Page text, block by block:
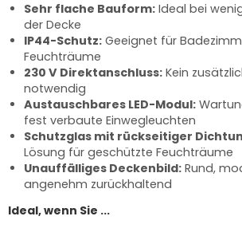
Sehr flache Bauform: Ideal bei
der Decke
IP44-Schutz: Geeignet für
Feuchträume
230 V Direktanschluss: Kein
notwendig
Austauschbares LED-Modul:
fest verbaute Einwegleuchten
Schutzglas mit rückseitiger
Lösung für geschützte Feuchträume
Unauffälliges Deckenbild: Rund,
angenehm zurückhaltend
Ideal, wenn Sie ...